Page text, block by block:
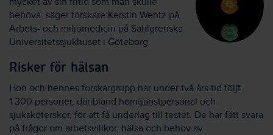
behöva, säger forskare Kerstin Wentz på
Arbets- och miljömedicin på Sahlgrenska
Universitetssjukhuset i Göteborg.
Risker för hälsan
Hon och hennes forskargrupp har under två års tid följt
1 300 personer, däribland hemtjänstpersonal och
sjuksköterskor, för att få underlag till testet. De har fått svara
på frågor om arbetsvillkor, hälsa och behov av